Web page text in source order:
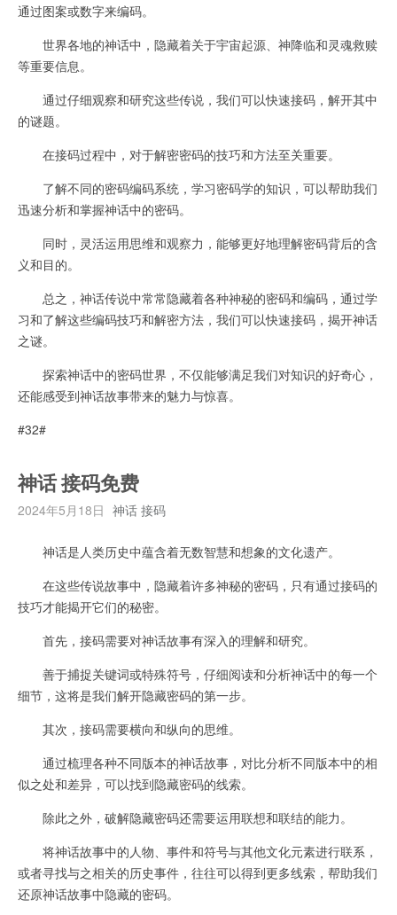
通过图案或数字来编码。
世界各地的神话中，隐藏着关于宇宙起源、神降临和灵魂救赎
等重要信息。
通过仔细观察和研究这些传说，我们可以快速接码，解开其中
的谜题。
在接码过程中，对于解密密码的技巧和方法至关重要。
了解不同的密码编码系统，学习密码学的知识，可以帮助我们
迅速分析和掌握神话中的密码。
同时，灵活运用思维和观察力，能够更好地理解密码背后的含
义和目的。
总之，神话传说中常常隐藏着各种神秘的密码和编码，通过学
习和了解这些编码技巧和解密方法，我们可以快速接码，揭开神话
之谜。
探索神话中的密码世界，不仅能够满足我们对知识的好奇心，
还能感受到神话故事带来的魅力与惊喜。
#32#
神话 接码免费
2024年5月18日 神话 接码
神话是人类历史中蕴含着无数智慧和想象的文化遗产。
在这些传说故事中，隐藏着许多神秘的密码，只有通过接码的
技巧才能揭开它们的秘密。
首先，接码需要对神话故事有深入的理解和研究。
善于捕捉关键词或特殊符号，仔细阅读和分析神话中的每一个
细节，这将是我们解开隐藏密码的第一步。
其次，接码需要横向和纵向的思维。
通过梳理各种不同版本的神话故事，对比分析不同版本中的相
似之处和差异，可以找到隐藏密码的线索。
除此之外，破解隐藏密码还需要运用联想和联结的能力。
将神话故事中的人物、事件和符号与其他文化元素进行联系，
或者寻找与之相关的历史事件，往往可以得到更多线索，帮助我们
还原神话故事中隐藏的密码。